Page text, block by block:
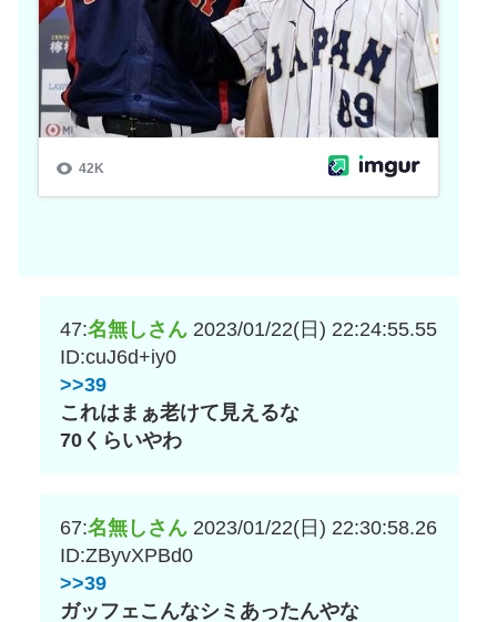
47:名無しさん 2023/01/22(日) 22:24:55.55
ID:cuJ6d+iy0
>>39
これはまぁ老けて見えるな
70くらいやわ
67:名無しさん 2023/01/22(日) 22:30:58.26
ID:ZByvXPBd0
>>39
ガッフェこんなシミあったんやな